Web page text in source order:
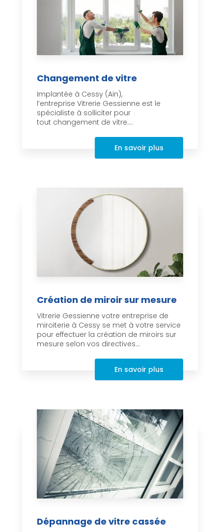
Changement de vitre
Implantée à Cessy (Ain),
l’entreprise Vitrerie Gessienne est le
spécialiste à solliciter pour
tout changement de vitre....
En savoir plus
Création de miroir sur mesure
Vitrerie Gessienne votre entreprise de
miroiterie à Cessy se met à votre service
pour effectuer la création de miroirs sur
mesure selon vos directives...
En savoir plus
Dépannage de vitre cassée